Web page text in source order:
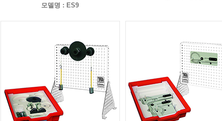
모델명 : ES9